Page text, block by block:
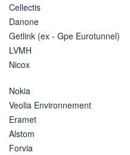
Cellectis
Danone
Getlink (ex - Gpe Eurotunnel)
LVMH
Nicox
Nokia
Veolia Environnement
Eramet
Alstom
Forvia